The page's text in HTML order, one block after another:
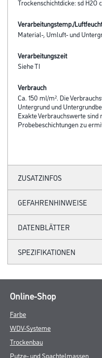
Trockenschichtdicke: sd H2O
Verarbeitungstemp./
Material-, Umluft- und
Verarbeitungszeit
Siehe TI
Verbrauch
Ca. 150 ml/m². Die
Untergrund und
Exakte Verbrauchswerte sind
Probebeschichtungen zu
ZUSATZINFOS
GEFAHRENHINWEISE
DATENBLÄTTER
SPEZIFIKATIONEN
Online-Shop
Farbe
WDV-Systeme
Trockenbau
Putze- und Spachtelmassen